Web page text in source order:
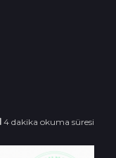
4 dakika okuma süresi